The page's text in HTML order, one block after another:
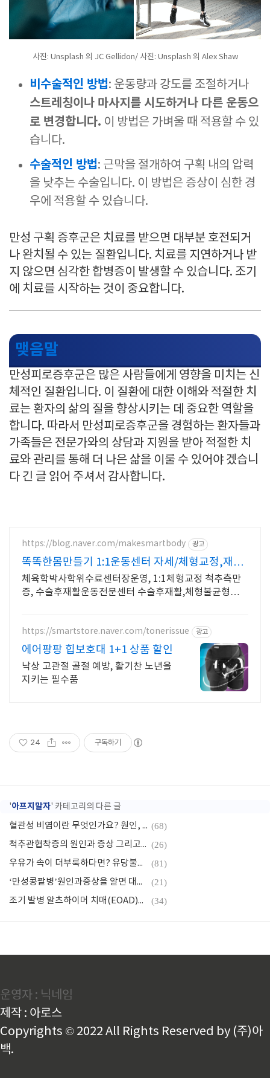
사진: Unsplash 의 JC Gellidon/ 사진: Unsplash 의 Alex Shaw
비수술적인 방법: 운동량과 강도를 조절하거나
스트레칭이나 마사지를 시도하거나 다른 운동으
로 변경합니다. 이 방법은 가벼울 때 적용할 수 있
습니다.
수술적인 방법: 근막을 절개하여 구획 내의 압력
을 낮추는 수술입니다. 이 방법은 증상이 심한 경
우에 적용할 수 있습니다.
만성 구획 증후군은 치료를 받으면 대부분 호전되거
나 완치될 수 있는 질환입니다. 치료를 지연하거나 받
지 않으면 심각한 합병증이 발생할 수 있습니다. 조기
에 치료를 시작하는 것이 중요합니다.
맺음말
만성피로증후군은 많은 사람들에게 영향을 미치는 신
체적인 질환입니다. 이 질환에 대한 이해와 적절한 치
료는 환자의 삶의 질을 향상시키는 데 중요한 역할을
합니다. 따라서 만성피로증후군을 경험하는 환자들과
가족들은 전문가와의 상담과 지원을 받아 적절한 치
료와 관리를 통해 더 나은 삶을 이룰 수 있어야 겠습니
다 긴 글 읽어 주셔서 감사합니다.
https://blog.naver.com/makesmartbody 광고
똑똑한몸만들기 1:1운동센터 자세/체형교정,재활
운동 전문
체육학박사학위수료센터장운영, 1:1체형교정 척추측만
증, 수술후재활운동전문센터 수술후재활,체형불균형으로
https://smartstore.naver.com/tonerissue 광고
에어팡팡 힙보호대 1+1 상품 할인
낙상 고관절 골절 예방, 활기찬 노년을
지키는 필수품
24 구독하기
'아프지말자' 카테고리의 다른 글
혈관성 비염이란 무엇인가요? 원인, 증상, 치료법 모두 알려드립니다. (68)
척추관협착증의 원인과 증상 그리고 적절한 치료법 (26)
우유가 속이 더부룩하다면? 유당불내증의 모든 것 (81)
‘만성콩팥병’원인과증상을 알면 대비 할 수 있어요! (21)
조기 발병 알츠하이머 치매(EOAD)증상과 조기 치료방법 (34)
운영자 : 닉네임
제작 : 아로스
Copyrights © 2022 All Rights Reserved by (주)아
백.